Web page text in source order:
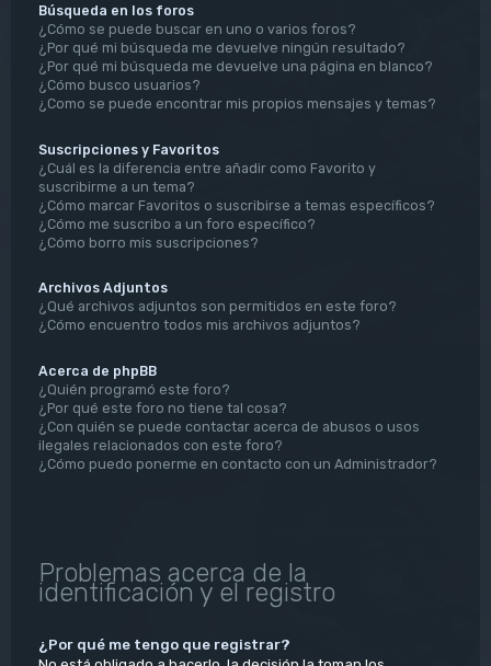
Búsqueda en los foros
¿Cómo se puede buscar en uno o varios foros?
¿Por qué mi búsqueda me devuelve ningún resultado?
¿Por qué mi búsqueda me devuelve una página en blanco?
¿Cómo busco usuarios?
¿Como se puede encontrar mis propios mensajes y temas?
Suscripciones y Favoritos
¿Cuál es la diferencia entre añadir como Favorito y
suscribirme a un tema?
¿Cómo marcar Favoritos o suscribirse a temas específicos?
¿Cómo me suscribo a un foro específico?
¿Cómo borro mis suscripciones?
Archivos Adjuntos
¿Qué archivos adjuntos son permitidos en este foro?
¿Cómo encuentro todos mis archivos adjuntos?
Acerca de phpBB
¿Quién programó este foro?
¿Por qué este foro no tiene tal cosa?
¿Con quién se puede contactar acerca de abusos o usos
ilegales relacionados con este foro?
¿Cómo puedo ponerme en contacto con un Administrador?
Problemas acerca de la
identificación y el registro
¿Por qué me tengo que registrar?